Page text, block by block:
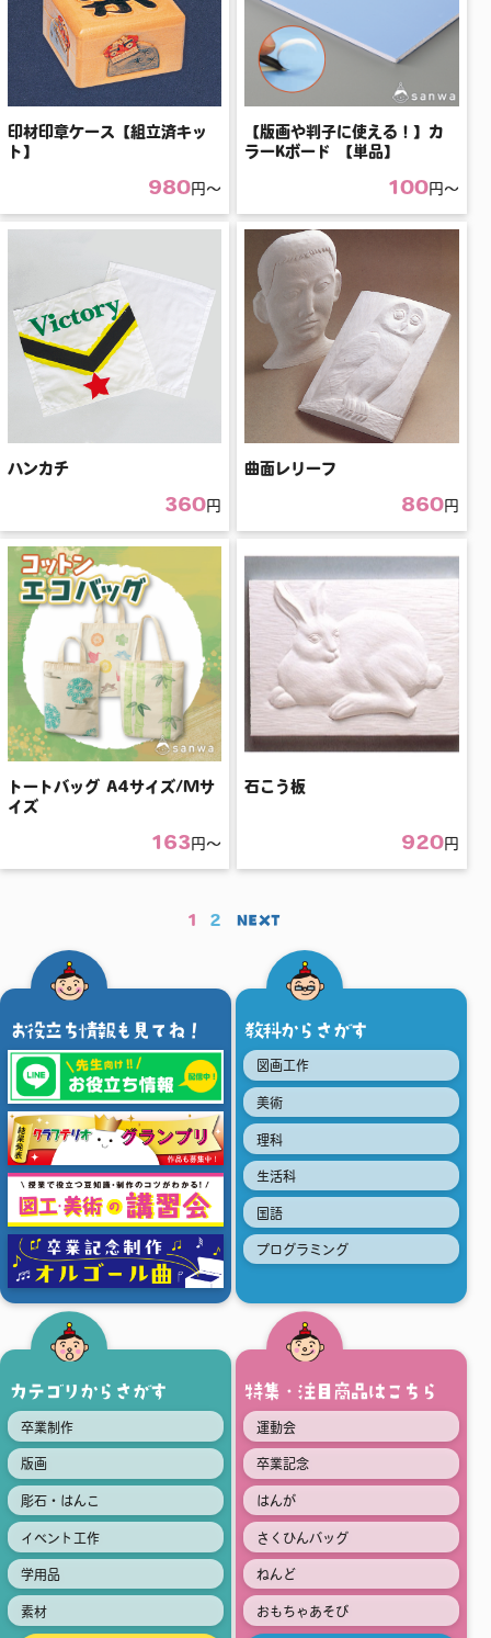
お役立ち情報も見てね！ 教科からさがす
図画工作
美術
理科
生活科
国語
プログラミング
カテゴリからさがす
卒業制作
版画
彫石・はんこ
イベント工作
学用品
素材
特集・注目商品はこちら
運動会
卒業記念
はんが
さくひんバッグ
ねんど
おもちゃあそび
印材印章ケース【組立済キッ
ト】
980円〜
【版画や判子に使える！】カ
ラーKボード 【単品】
100円〜
ハンカチ
360円
曲面レリーフ
860円
トートバッグ A4サイズ/Mサ
イズ
163円〜
石こう板
920円
1 2 NEXT